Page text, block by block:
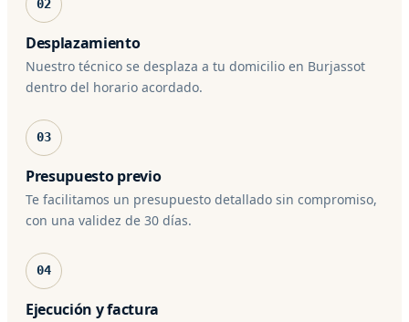
02
Desplazamiento
Nuestro técnico se desplaza a tu domicilio en Burjassot
dentro del horario acordado.
03
Presupuesto previo
Te facilitamos un presupuesto detallado sin compromiso,
con una validez de 30 días.
04
Ejecución y factura